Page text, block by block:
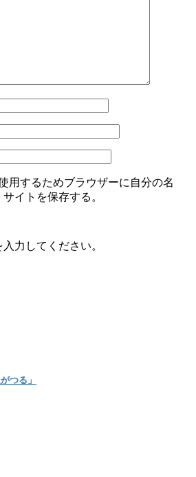
用するためブラウザーに自分の名
イトを保存する。
力してください。
つる」